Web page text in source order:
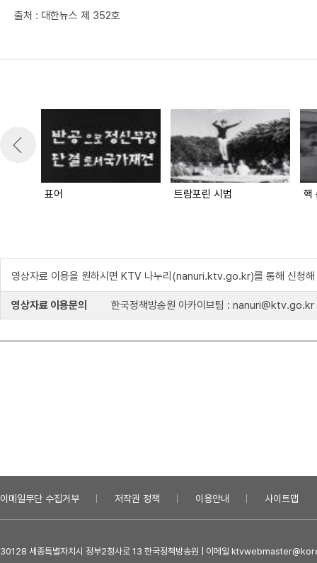
출처 : 대한뉴스 제 352호
표어 트람포린 시범 핵
영상자료 이용을 원하시면 KTV 나누리(nanuri.ktv.go.kr)를 통해 신청해
영상자료 이용문의 한국정책방송원 아카이브팀 : nanuri@ktv.go.kr
이메일무단 수집거부 저작권 정책 이용안내 사이트맵
30128 세종특별자치시 정부2청사로 13 한국정책방송원 | 이메일